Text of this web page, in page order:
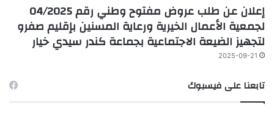
إعلان عن طلب عروض مفتوح وطني رقم 04/2025
لجمعية الأعمال الخيرية ورعاية المسنين بإقليم صفرو
لتجهيز الضيعة الاجتماعية بجماعة كندر سيدي خيار
2025-09-21
تابعنا على فيسبوك